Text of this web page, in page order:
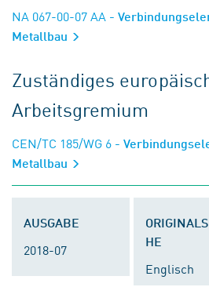
NA 067-00-07 AA -
Metallbau
Zuständiges
Arbeitsgremium
CEN/TC 185/WG 6 -
Metallbau
AUSGABE
2018-07
HE
Englisch